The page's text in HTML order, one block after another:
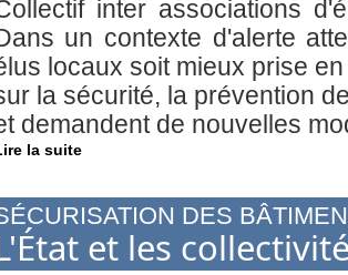
inter associations
un contexte d'alerte
locaux soit mieux prise
la sécurité, la prévention
demandent de nouvelles
la suite
DES
et les